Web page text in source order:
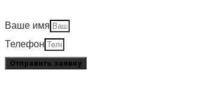
Ваше имя
Телефон
Отправить заявку